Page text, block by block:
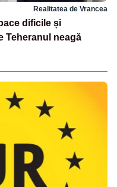
Realitatea de Vrancea
dificile și
Teheranul neagă